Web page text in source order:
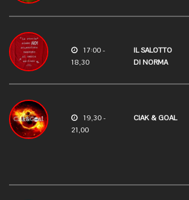
17:00 -
18,30
IL SALOTTO
DI NORMA
19,30 -
21,00
CIAK & GOAL